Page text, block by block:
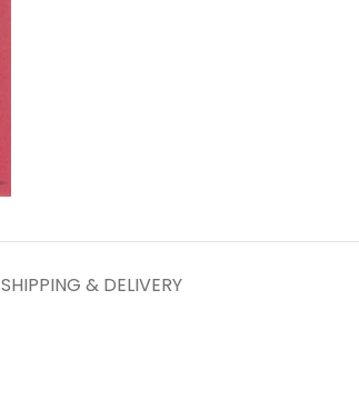
SHIPPING & DELIVERY